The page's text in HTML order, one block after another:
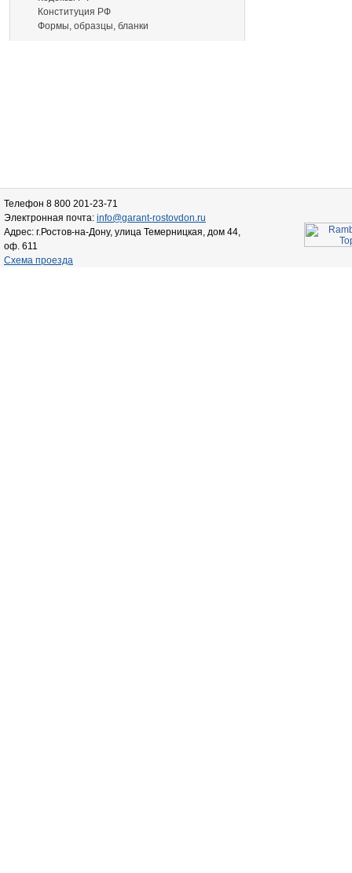
Конституция РФ
Формы, образцы, бланки
Телефон 8 800 201-23-71
Электронная почта: info@garant-rostovdon.ru
Адрес: г.Ростов-на-Дону, улица Темерницкая, дом 44,
оф. 611
Схема проезда